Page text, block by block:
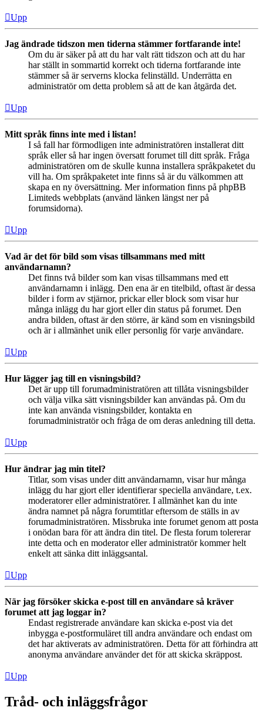
Upp
Jag ändrade tidszon men tiderna stämmer fortfarande inte!
Om du är säker på att du har valt rätt tidszon och att du har
har ställt in sommartid korrekt och tiderna fortfarande inte
stämmer så är serverns klocka felinställd. Underrätta en
administratör om detta problem så att de kan åtgärda det.
Upp
Mitt språk finns inte med i listan!
I så fall har förmodligen inte administratören installerat ditt
språk eller så har ingen översatt forumet till ditt språk. Fråga
administratören om de skulle kunna installera språkpaketet du
vill ha. Om språkpaketet inte finns så är du välkommen att
skapa en ny översättning. Mer information finns på phpBB
Limiteds webbplats (använd länken längst ner på
forumsidorna).
Upp
Vad är det för bild som visas tillsammans med mitt
användarnamn?
Det finns två bilder som kan visas tillsammans med ett
användarnamn i inlägg. Den ena är en titelbild, oftast är dessa
bilder i form av stjärnor, prickar eller block som visar hur
många inlägg du har gjort eller din status på forumet. Den
andra bilden, oftast är den större, är känd som en visningsbild
och är i allmänhet unik eller personlig för varje användare.
Upp
Hur lägger jag till en visningsbild?
Det är upp till forumadministratören att tillåta visningsbilder
och välja vilka sätt visningsbilder kan användas på. Om du
inte kan använda visningsbilder, kontakta en
forumadministratör och fråga de om deras anledning till detta.
Upp
Hur ändrar jag min titel?
Titlar, som visas under ditt användarnamn, visar hur många
inlägg du har gjort eller identifierar speciella användare, t.ex.
moderatorer eller administratörer. I allmänhet kan du inte
ändra namnet på några forumtitlar eftersom de ställs in av
forumadministratören. Missbruka inte forumet genom att posta
i onödan bara för att ändra din titel. De flesta forum tolererar
inte detta och en moderator eller administratör kommer helt
enkelt att sänka ditt inläggsantal.
Upp
När jag försöker skicka e-post till en användare så kräver
forumet att jag loggar in?
Endast registrerade användare kan skicka e-post via det
inbygga e-postformuläret till andra användare och endast om
det har aktiverats av administratören. Detta för att förhindra att
anonyma användare använder det för att skicka skräppost.
Upp
Tråd- och inläggsfrågor